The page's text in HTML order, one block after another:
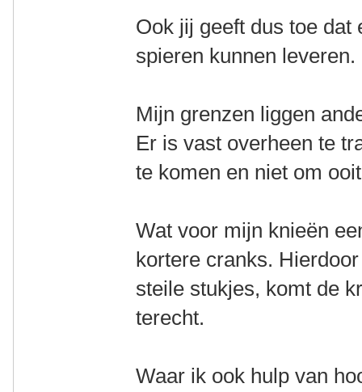
Ook jij geeft dus toe
spieren kunnen leveren.
Mijn grenzen liggen
Er is vast overheen te
te komen en niet om
Wat voor mijn knieën
kortere cranks.
steile stukjes, komt de
terecht.
Waar ik ook hulp van